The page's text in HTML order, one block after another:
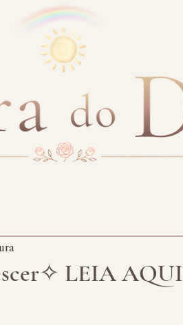
LEIA AQUI